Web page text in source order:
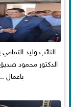
النائب وليد
الدكتور محمود
باعمال